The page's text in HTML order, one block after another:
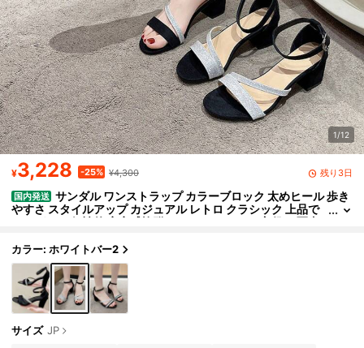
1/12
¥3,228 -25% ¥4,300 残り3日
国内発送 サンダル ワンストラップ カラーブロック 太めヒール 歩き
やすさ スタイルアップ カジュアル レトロ クラシック 上品で
エレガント 個性的 安定感抜群 おしゃれ コーデの主役に 写真
カラー: ホワイトバー2
サイズ JP